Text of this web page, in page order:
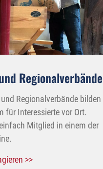
Regionalverbände
Regionalverbände bilden
für Interessierte vor Ort.
Mitglied in einem der
>>